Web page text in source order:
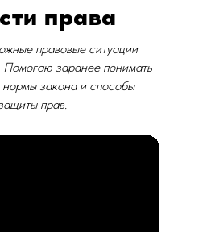
правовые ситуации
Помогаю заранее понимать
нормы закона и способы
прав.
права